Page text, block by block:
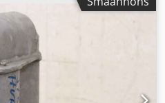
jalusilucka,
-Tillverkare: WMW,
37081-86 HH Djdpfoirayyex Al
76 -Bultcirkel Ø 143 x 18
-Pris: per styck -
-Vikt: 9 kg/st